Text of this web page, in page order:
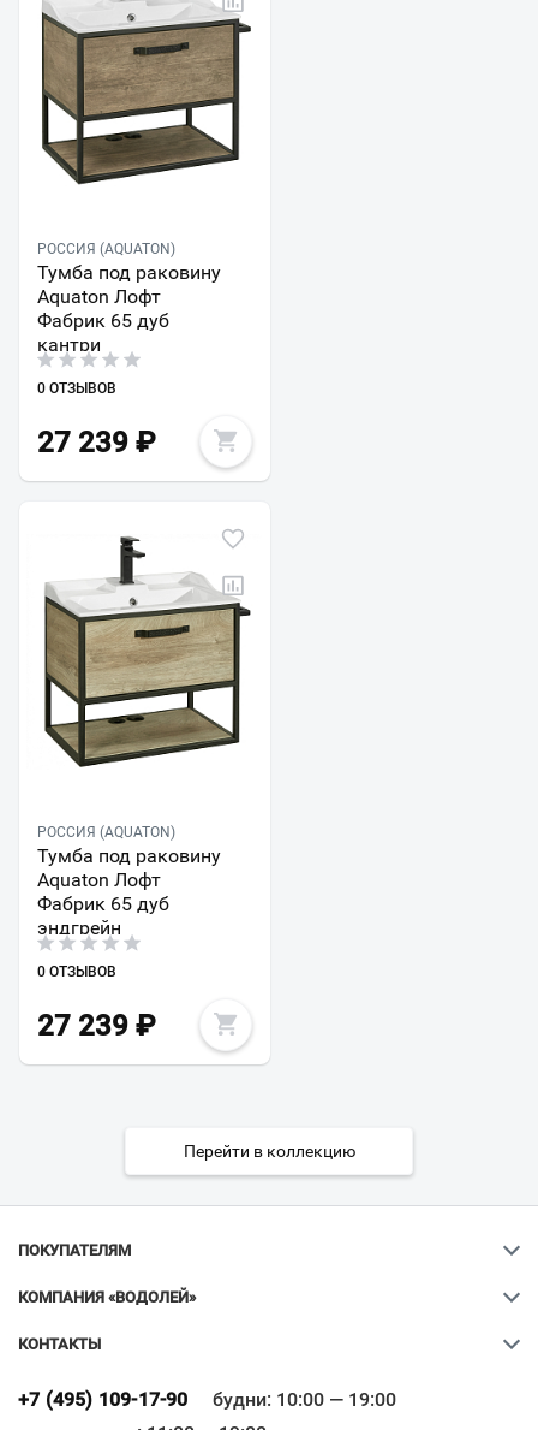
РОССИЯ (AQUATON)
Тумба под раковину
Aquaton Лофт
Фабрик 65 дуб
кантри
0 ОТЗЫВОВ
27 239 ₽
РОССИЯ (AQUATON)
Тумба под раковину
Aquaton Лофт
Фабрик 65 дуб
эндгрейн
0 ОТЗЫВОВ
27 239 ₽
Перейти в коллекцию
ПОКУПАТЕЛЯМ
КОМПАНИЯ «ВОДОЛЕЙ»
КОНТАКТЫ
+7 (495) 109-17-90
будни: 10:00 — 19:00